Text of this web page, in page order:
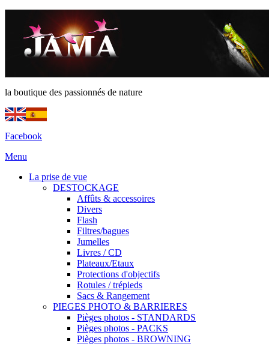
la boutique des passionnés de nature
Facebook
Menu
La prise de vue
DESTOCKAGE
Affûts & accessoires
Divers
Flash
Filtres/bagues
Jumelles
Livres / CD
Plateaux/Etaux
Protections d'objectifs
Rotules / trépieds
Sacs & Rangement
PIEGES PHOTO & BARRIERES
Pièges photos - STANDARDS
Pièges photos - PACKS
Pièges photos - BROWNING